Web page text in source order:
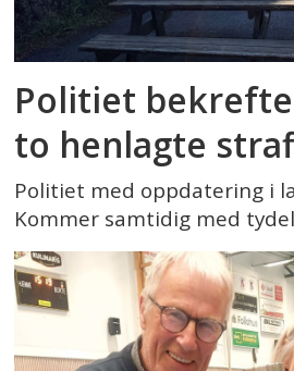
Politiet
to henlagte
Politiet med oppdatering i
Kommer samtidig med